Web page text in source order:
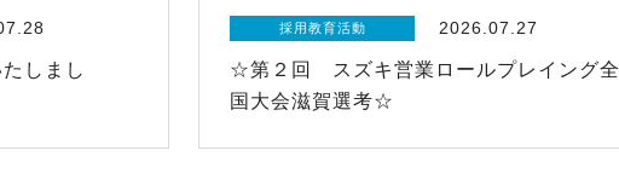
しまし
採用教育活動 2026.07.27
☆第２回 スズキ営業ロールプレイング全
国大会滋賀選考☆